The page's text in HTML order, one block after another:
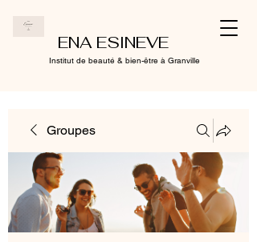
ENA ESINEVE
Institut de beauté & bien-être à Granville
Groupes